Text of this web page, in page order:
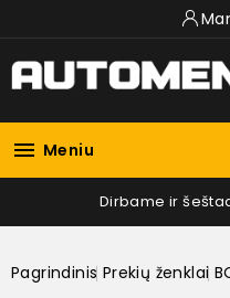
 Meniu
Dirbame ir
Pagrindinis Prekių ženklai